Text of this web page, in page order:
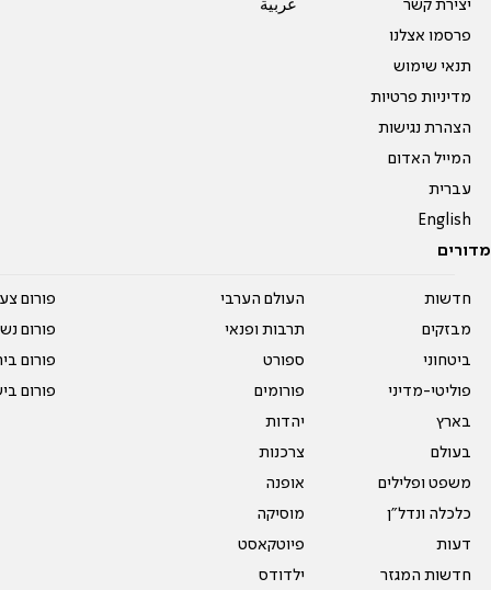
יצירת קשר
פרסמו אצלנו
תנאי שימוש
מדיניות פרטיות
הצהרת נגישות
המייל האדום
עברית
English
عربية
מדורים
חדשות
מבזקים
ביטחוני
פוליטי-מדיני
בארץ
בעולם
משפט ופלילים
כלכלה ונדל"ן
דעות
חדשות המגזר
העולם הערבי
תרבות ופנאי
ספורט
פורומים
יהדות
צרכנות
אופנה
מוסיקה
פיוטקאסט
ילדודס
פורום
פורום
פורום
פורום